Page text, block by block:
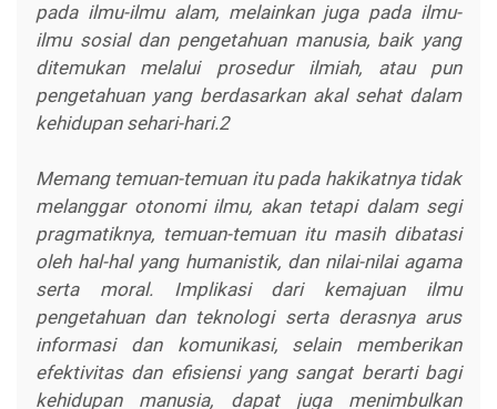
pada ilmu-ilmu alam, melainkan juga pada ilmu-
ilmu sosial dan pengetahuan manusia, baik yang
ditemukan melalui prosedur ilmiah, atau pun
pengetahuan yang berdasarkan akal sehat dalam
kehidupan sehari-hari.2
Memang temuan-temuan itu pada hakikatnya tidak
melanggar otonomi ilmu, akan tetapi dalam segi
pragmatiknya, temuan-temuan itu masih dibatasi
oleh hal-hal yang humanistik, dan nilai-nilai agama
serta moral. Implikasi dari kemajuan ilmu
pengetahuan dan teknologi serta derasnya arus
informasi dan komunikasi, selain memberikan
efektivitas dan efisiensi yang sangat berarti bagi
kehidupan manusia, dapat juga menimbulkan